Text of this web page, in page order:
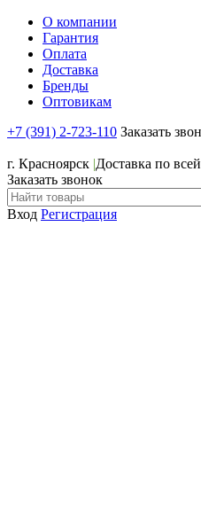
О компании
Гарантия
Оплата
Доставка
Бренды
Оптовикам
+7 (391) 2-723-110 Заказать
г. Красноярск |Доставка по
Заказать звонок
Вход Регистрация